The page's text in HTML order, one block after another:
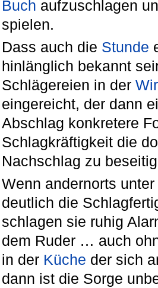
Buch aufzuschlagen
spielen.
Dass auch die Stunde
hinlänglich bekannt
Schlägereien in der
eingereicht, der dann
Abschlag konkretere
Schlagkräftigkeit die
Nachschlag zu
Wenn andernorts
deutlich die
schlagen sie ruhig
dem Ruder … auch
in der Küche der sich
dann ist die Sorge